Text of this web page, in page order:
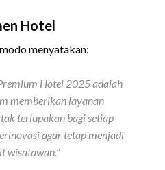
Hotel
menyatakan:
Hotel 2025 adalah
memberikan layanan
terlupakan bagi setiap
agar tetap menjadi
wisatawan.”